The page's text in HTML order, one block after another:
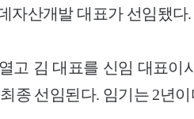
자산개발 대표가 선임됐다.
고 김 대표를 신임 대표이
종 선임된다. 임기는 2년이